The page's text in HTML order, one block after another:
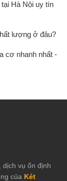
Hà Nội uy tín
lượng ở đâu?
cơ nhanh nhất -
dịch vụ ổn định
của Két